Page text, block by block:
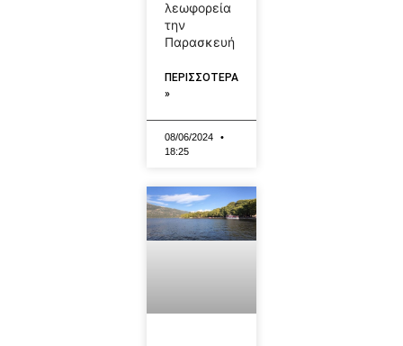
λεωφορεία
την
Παρασκευή
ΠΕΡΙΣΣΟΤΕΡΑ
»
08/06/2024
18:25